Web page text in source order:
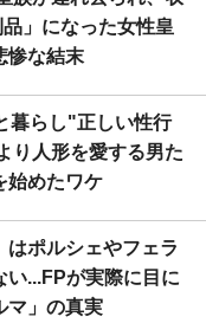
」になった女性皇
惨な結末
暮らし"正しい性行
り人形を愛する男た
始めたワケ
はポルシェやフェラ
い...FPが実際に目に
マ」の真実